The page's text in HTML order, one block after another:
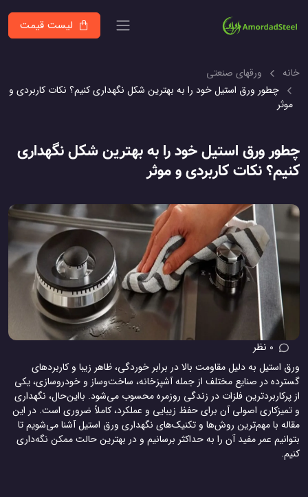
لیست قیمت
خانه
ورقهای صنعتی
چطور ورق استیل خود را به بهترین شکل نگهداری کنیم؟ نکات کاربردی و
موثر
چطور ورق استیل خود را به بهترین شکل نگهداری
کنیم؟ نکات کاربردی و موثر
0 نظر
ورق استیل به دلیل مقاومت بالا در برابر خوردگی، ظاهر زیبا و کاربردهای
گسترده در صنایع مختلف از جمله آشپزخانه، ساخت‌وساز و خودروسازی، یکی
از پرکاربردترین فلزات در زندگی روزمره محسوب می‌شود. بااین‌حال، نگهداری
و تمیزکاری اصولی آن برای حفظ زیبایی و عملکرد، کاملاً ضروری است. در این
مقاله با مهم‌ترین روش‌ها و تکنیک‌های نگهداری ورق استیل آشنا می‌شویم تا
بتوانیم عمر مفید آن را به حداکثر برسانیم و در بهترین حالت ممکن نگه‌داری
کنیم.